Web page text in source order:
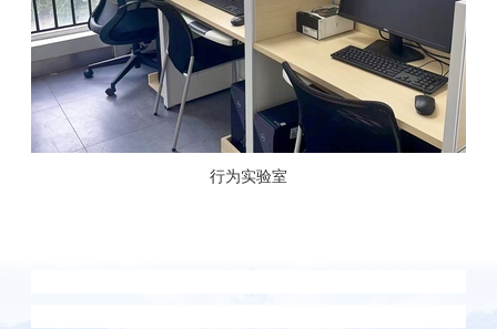
行为实验室